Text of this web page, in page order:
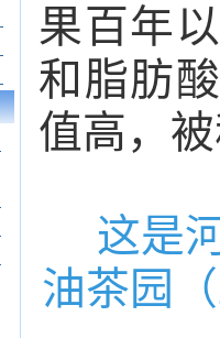
果百年
和脂肪
值高，
这是
油茶园